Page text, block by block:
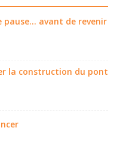
pause... avant de revenir
la construction du pont